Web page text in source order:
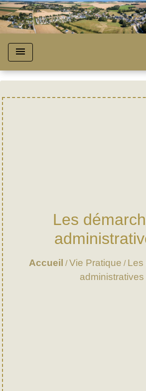
menu
Les
Accueil / Vie Pratique / Les
administratives